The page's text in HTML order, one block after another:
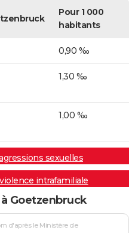
Pour 1 000
habitants
0,90 ‰
1,30 ‰
1,00 ‰
sexuelles
intrafamiliale
Goetzenbruck
d'après le Ministère de